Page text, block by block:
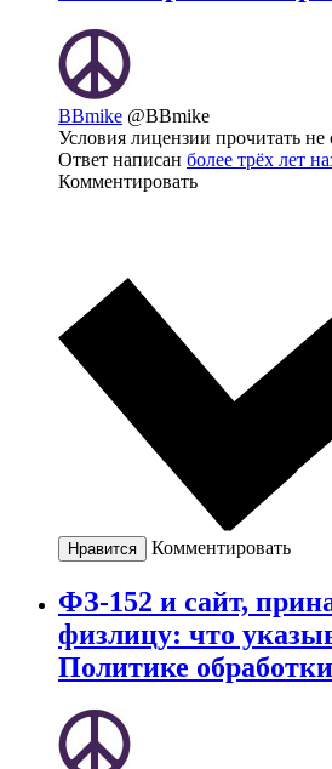
BBmike @BBmike
Условия лицензии прочитать не
Ответ написан более трёх лет
Комментировать
Нравится Комментировать
ФЗ-152 и сайт,
физлицу: что
Политике